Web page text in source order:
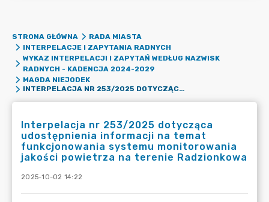
STRONA GŁÓWNA
RADA MIASTA
INTERPELACJE I ZAPYTANIA RADNYCH
WYKAZ INTERPELACJI I ZAPYTAŃ WEDŁUG NAZWISK
RADNYCH - KADENCJA 2024-2029
MAGDA NIEJODEK
INTERPELACJA NR 253/2025 DOTYCZĄCA UDOSTĘPNIENIA INFORMACJI NA TEMAT FUNKCJONOWANIA SYSTEMU MONITOROWANIA JAKOŚCI POWIETRZA NA TERENIE RADZIONKOWA
Interpelacja nr 253/2025 dotycząca
udostępnienia informacji na temat
funkcjonowania systemu monitorowania
jakości powietrza na terenie Radzionkowa
2025-10-02 14:22